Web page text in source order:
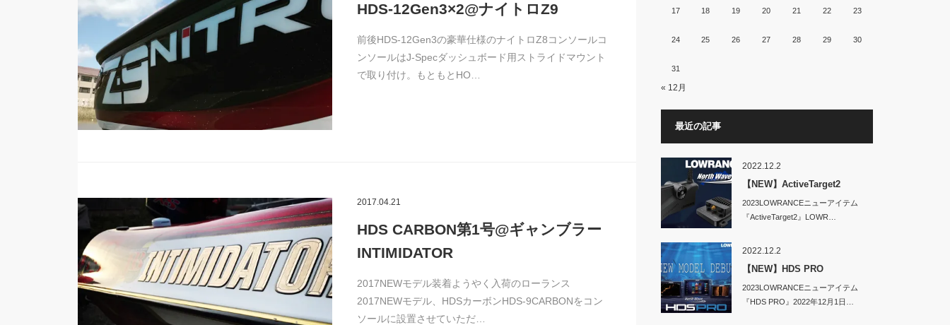
HDS-12Gen3×2@ナイトロZ9
前後HDS-12Gen3の豪華仕様のナイトロZ8コンソールコ
ンソールはJ-Specダッシュボード用ストライドマウント
で取り付け。もともとHO…
2017.04.21
HDS CARBON第1号@ギャンブラー
INTIMIDATOR
2017NEWモデル装着ようやく入荷のローランス
2017NEWモデル、HDSカーボンHDS-9CARBONをコン
ソールに設置させていただ…
17 18 19 20 21 22 23
24 25 26 27 28 29 30
31
« 12月
最近の記事
2022.12.2
【NEW】ActiveTarget2
2023LOWRANCEニューアイテム
『ActiveTarget2』LOWR…
2022.12.2
【NEW】HDS PRO
2023LOWRANCEニューアイテム
『HDS PRO』2022年12月1日…